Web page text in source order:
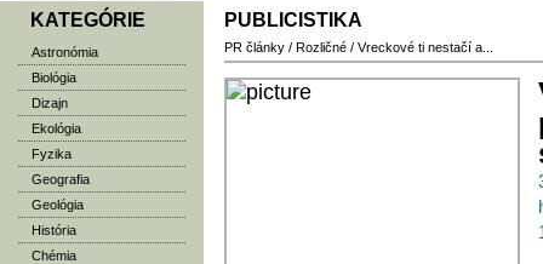
KATEGÓRIE
Astronómia
Biológia
Dizajn
Ekológia
Fyzika
Geografia
Geológia
História
Chémia
PUBLICISTIKA
PR články / Rozličné / Vreckové ti nestačí a...